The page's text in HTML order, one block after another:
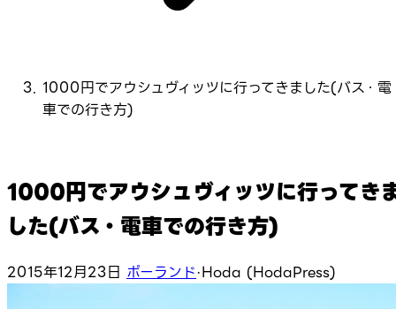
1000円でアウシュヴィッツに行ってきました(バス・電
車での行き方)
1000円でアウシュヴィッツに行ってき
した(バス・電車での行き方)
2015年12月23日 ポーランド·Hoda (HodaPress)